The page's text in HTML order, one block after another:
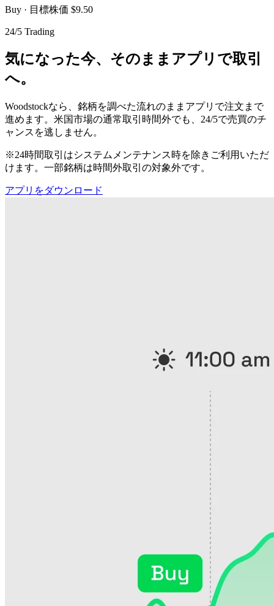
Buy · 目標株価 $9.50
24/5 Trading
気になった今、そのままアプリで取引
へ。
Woodstockなら、銘柄を調べた流れのままアプリで注文まで
進めます。米国市場の通常取引時間外でも、24/5で売買のチ
ャンスを逃しません。
※24時間取引はシステムメンテナンス時を除きご利用いただ
けます。一部銘柄は時間外取引の対象外です。
アプリをダウンロード